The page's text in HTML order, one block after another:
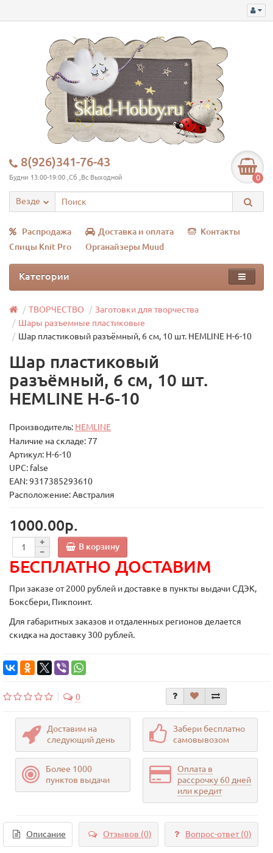
8(926)341-76-43
Будни 13:00-19:00 ,Сб ,Вс Выходной 0
Везде
Распродажа Доставка и оплата
Контакты
Спицы Knit Pro
Органайзеры Muud
Категории
ТВОРЧЕСТВО
Заготовки для творчества
Шары разъемные пластиковые
Шар пластиковый разъёмный, 6 см, 10 шт. HEMLINE H-6-10
Шар пластиковый
разъёмный, 6 см, 10 шт.
HEMLINE H-6-10
Производитель: HEMLINE
Наличие на складе: 77
Артикул: H-6-10
UPC: false
EAN: 9317385293610
Расположение: Австралия
1000.00р.
В корзину
БЕСПЛАТНО ДОСТАВИМ
При заказе от 2000 рублей и доставке в пункты выдачи СДЭК,
Боксбери, Пикпоинт.
Для габаритных заказов и отдаленных регионов делается
скидка на доставку 300 рублей.
0
Доставим на
следующий день
Забери бесплатно
самовывозом
Более 1000
пунктов выдачи
Оплата в
рассрочку 60 дней
или кредит
Описание Отзывов (0) Вопрос-ответ(0)